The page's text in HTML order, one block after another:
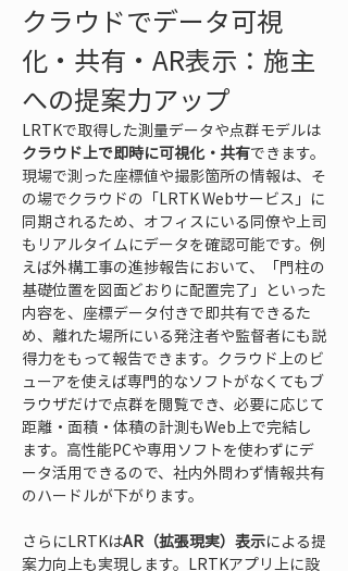
クラウドでデータ可視
化・共有・AR表示：施主
への提案力アップ
LRTKで取得した測量データや点群モデルは
クラウド上で即時に可視化・共有できます。
現場で測った座標値や撮影箇所の情報は、そ
の場でクラウドの「LRTK Webサービス」に
同期されるため、オフィスにいる同僚や上司
もリアルタイムにデータを確認可能です。例
えば外構工事の進捗報告において、「門柱の
基礎位置を図面どおりに配置完了」といった
内容を、座標データ付きで即共有できるた
め、離れた場所にいる発注者や監督者にも説
得力をもって報告できます。クラウド上のビ
ューアを使えば専門的なソフトがなくてもブ
ラウザだけで点群を閲覧でき、必要に応じて
距離・面積・体積の計測もWeb上で完結し
ます。高性能PCや専用ソフトを使わずにデ
ータ活用できるので、社内外問わず情報共有
のハードルが下がります。
さらにLRTKはAR（拡張現実）表示による提
案力向上も実現します。LRTKアプリ上に設